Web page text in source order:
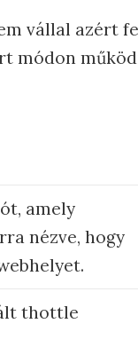
vállal azért
módon
amely
nézve, hogy
thottle